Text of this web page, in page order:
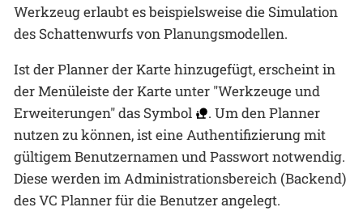
Werkzeug erlaubt es beispielsweise die Simulation
des Schattenwurfs von Planungsmodellen.
Ist der Planner der Karte hinzugefügt, erscheint in
der Menüleiste der Karte unter "Werkzeuge und
Erweiterungen" das Symbol
. Um den Planner
nutzen zu können, ist eine Authentifizierung mit
gültigem Benutzernamen und Passwort notwendig.
Diese werden im Administrationsbereich (Backend)
des VC Planner für die Benutzer angelegt.